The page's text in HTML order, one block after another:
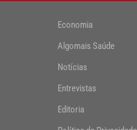
Economia
Algomais Saúde
Notícias
Entrevistas
Editoria